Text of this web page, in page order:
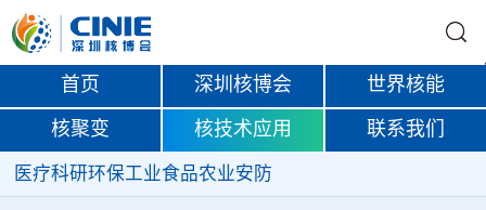
首页 深圳核博会 世界核能
核聚变 核技术应用 联系我们
医疗科研环保工业食品农业安防